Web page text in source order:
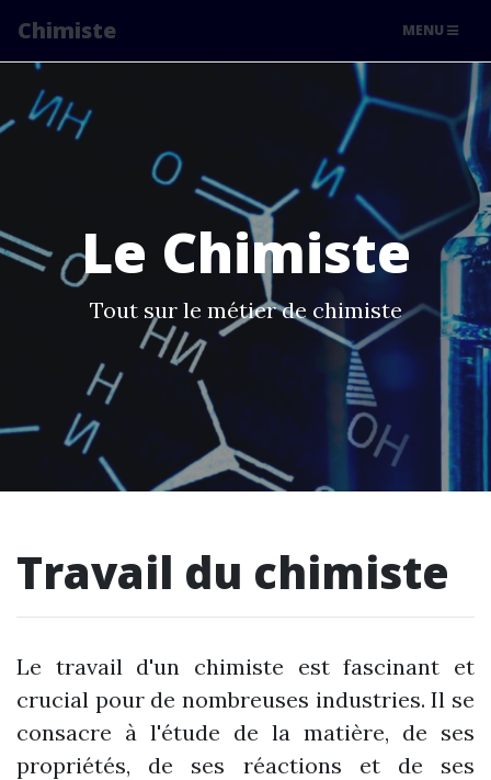
Chimiste MENU
Le Chimiste
Tout sur le métier de chimiste
Travail du chimiste
Le travail d'un chimiste est fascinant et
crucial pour de nombreuses industries. Il se
consacre à l'étude de la matière, de ses
propriétés, de ses réactions et de ses